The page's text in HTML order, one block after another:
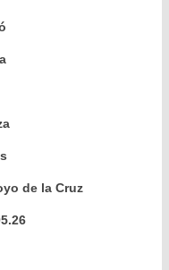
de la Cruz